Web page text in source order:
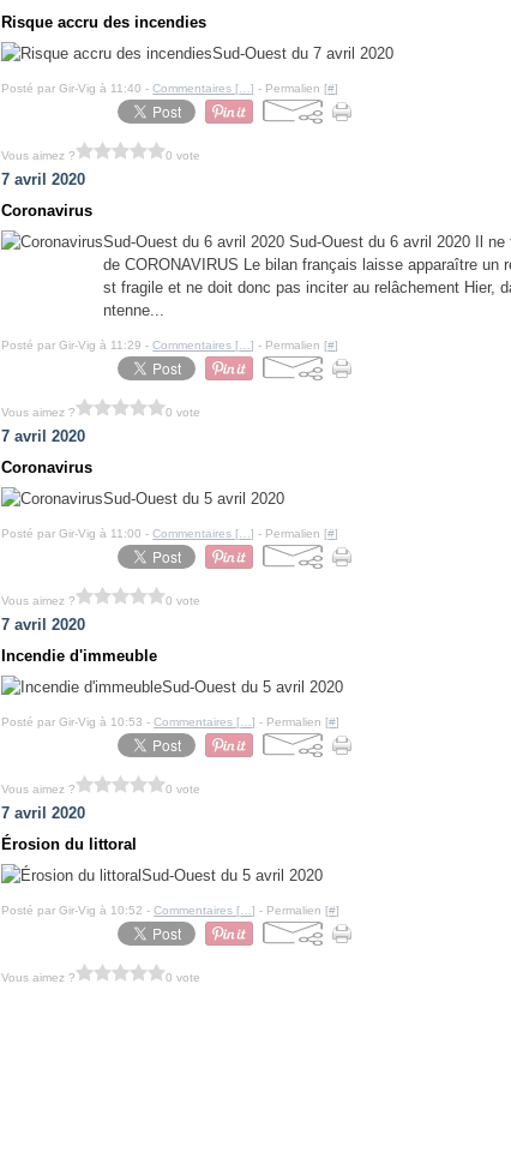
Risque accru des incendies
Sud-Ouest du 7 avril 2020
Posté par Gir-Vig à 11:40 -Commentaires [ …] - Permalien [#]
Vous aimez ? 0 vote
7 avril 2020
Coronavirus
Sud-Ouest du 6 avril 2020 Sud-Ouest du 6 avril 2020 Il
de CORONAVIRUS Le bilan français laisse apparaître un
st fragile et ne doit donc pas inciter au relâchement Hier,
ntenne...
Posté par Gir-Vig à 11:29 -Commentaires [ …] - Permalien [#]
Vous aimez ? 0 vote
7 avril 2020
Coronavirus
Sud-Ouest du 5 avril 2020
Posté par Gir-Vig à 11:00 -Commentaires [ …] - Permalien [#]
Vous aimez ? 0 vote
7 avril 2020
Incendie d'immeuble
Sud-Ouest du 5 avril 2020
Posté par Gir-Vig à 10:53 -Commentaires [ …] - Permalien [#]
Vous aimez ? 0 vote
7 avril 2020
Érosion du littoral
Sud-Ouest du 5 avril 2020
Posté par Gir-Vig à 10:52 -Commentaires [ …] - Permalien [#]
Vous aimez ? 0 vote